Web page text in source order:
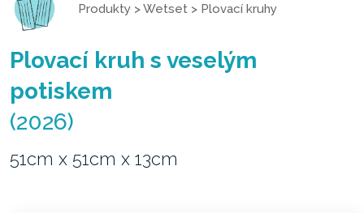
Produkty >Wetset > Plovací kruhy
Plovací kruh s veselým
potiskem
(2026)
51cm x 51cm x 13cm